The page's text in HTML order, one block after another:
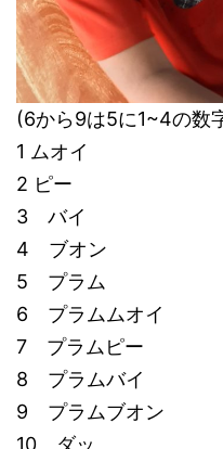
(6から9は5に1~4の数
1 ムオイ
2 ピー
3 バイ
4 ブオン
5 プラム
6 プラムムオイ
7 プラムピー
8 プラムバイ
9 プラムブオン
10 ダッ